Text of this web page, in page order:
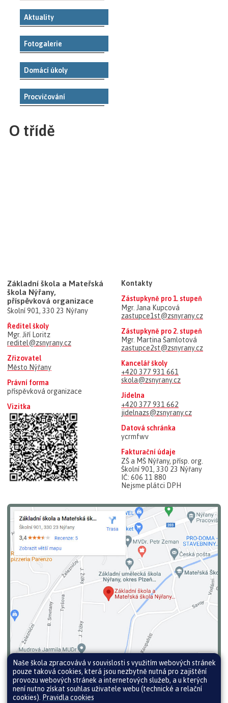
Aktuality
Fotogalerie
Domácí úkoly
Procvičování
O třídě
Základní škola a Mateřská
škola Nýřany,
příspěvková organizace
Školní 901, 330 23 Nýřany
Ředitel školy
Mgr. Jiří Loritz
reditel@zsnyrany.cz
Zřizovatel
Město Nýřany
Právní forma
příspěvková organizace
Vizitka
Kontakty
Zástupkyně pro 1. stupeň
Mgr. Jana Kupcová
zastupce1st@zsnyrany.cz
Zástupkyně pro 2. stupeň
Mgr. Martina Šamlotová
zastupce2st@zsnyrany.cz
Kancelář školy
+420 377 931 661
skola@zsnyrany.cz
Jídelna
+420 377 931 662
jidelnazs@zsnyrany.cz
Datová schránka
ycrmfwv
Fakturační údaje
ZŠ a MŠ Nýřany, přísp. org.
Školní 901, 330 23 Nýřany
IČ: 606 11 880
Nejsme plátci DPH
Naše škola zpracovává v souvislosti s využitím webových stránek
pouze taková cookies, která jsou nezbytně nutná pro zajištění
provozu webových stránek a internetových služeb, a u kterých
není nutno získat souhlas uživatele webu (technické a relační
cookies). Pravidla cookies